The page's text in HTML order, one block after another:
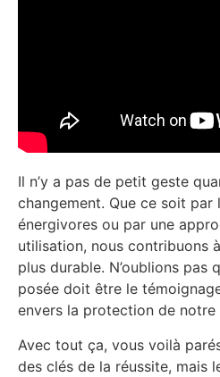
Il n’y a pas de petit geste
changement. Que ce soit par
énergivores ou par une
utilisation, nous contribuons
plus durable. N’oublions pas
posée doit être le
envers la protection de notre
Avec tout ça, vous voilà
des clés de la réussite, mais